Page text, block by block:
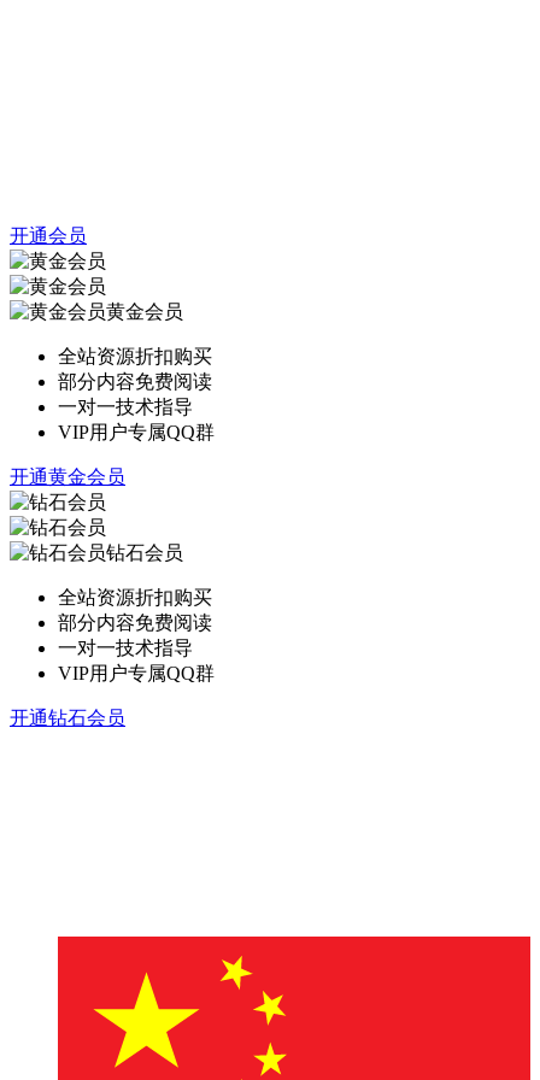
开通会员
黄金会员
全站资源折扣购买
部分内容免费阅读
一对一技术指导
VIP用户专属QQ群
开通黄金会员
钻石会员
全站资源折扣购买
部分内容免费阅读
一对一技术指导
VIP用户专属QQ群
开通钻石会员